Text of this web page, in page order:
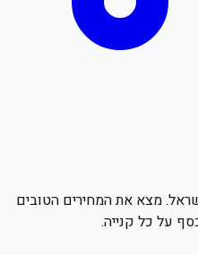
מצא את המחירים הטובים
על כל קנייה.